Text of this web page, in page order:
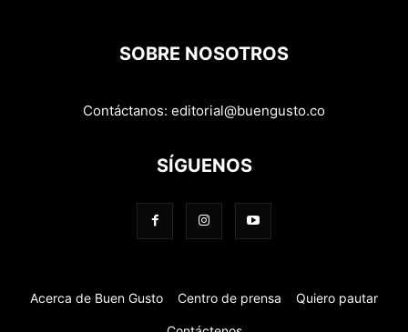
SOBRE NOSOTROS
Contáctanos: editorial@buengusto.co
SÍGUENOS
Acerca de Buen Gusto Centro de prensa Quiero pautar